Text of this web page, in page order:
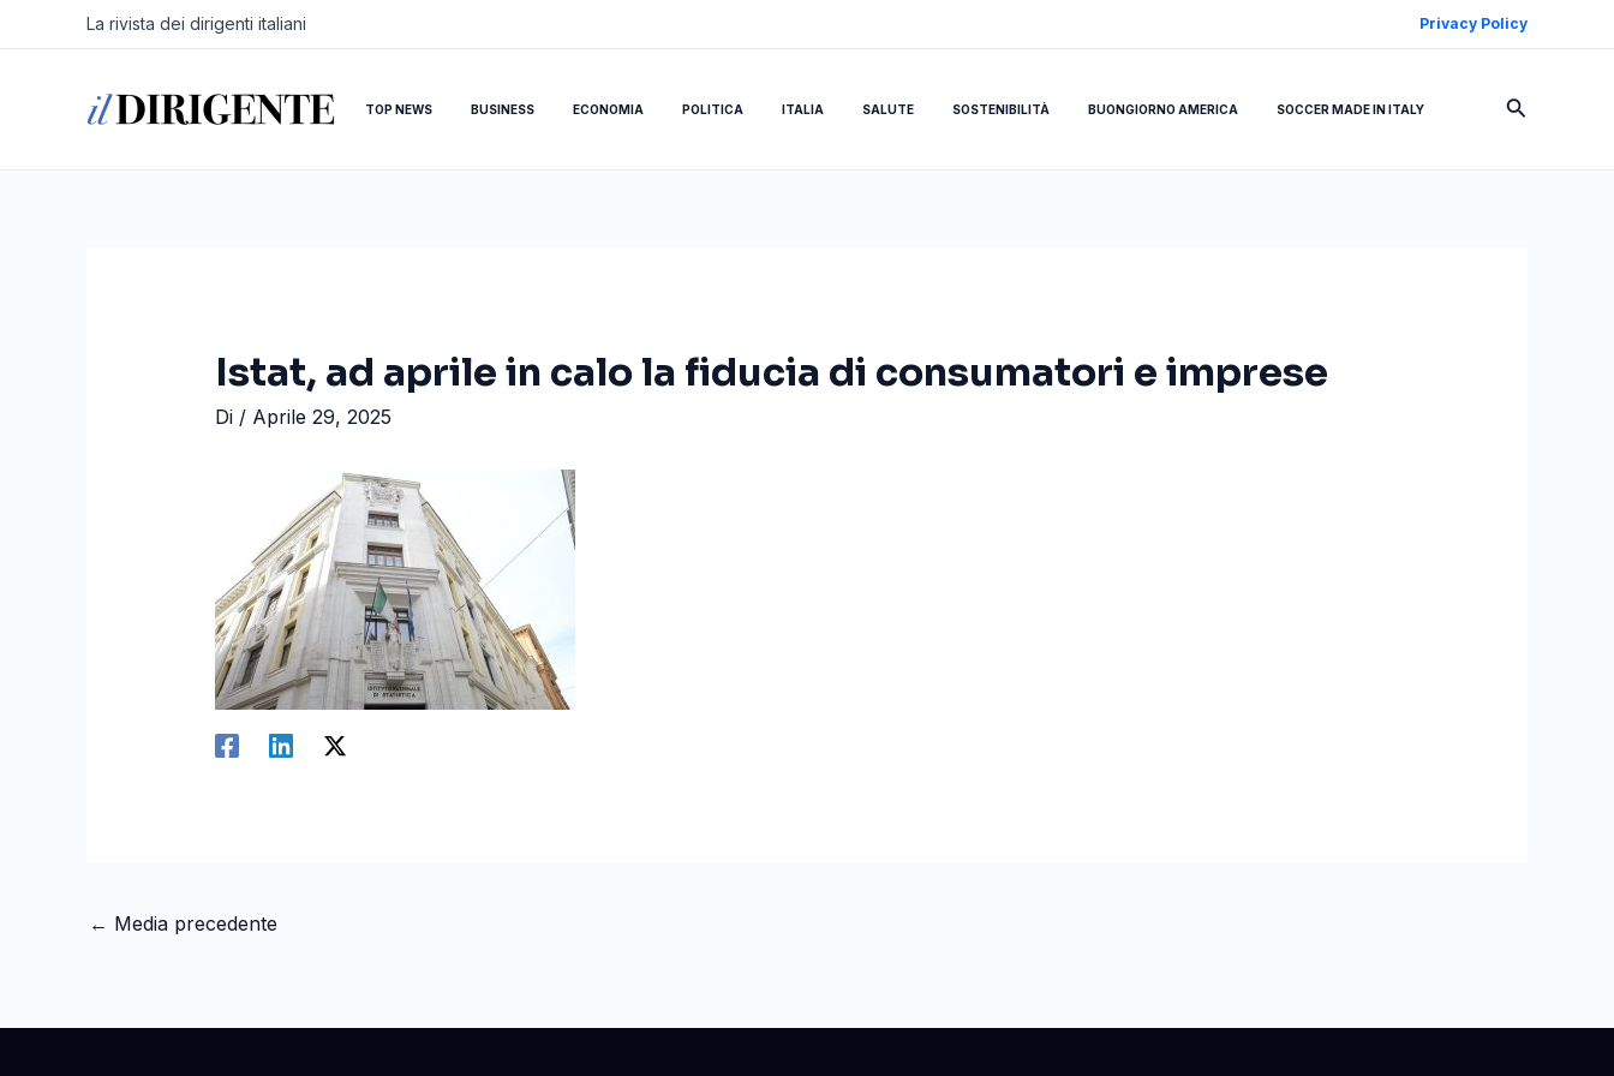
La rivista dei dirigenti italiani Privacy Policy
TOP NEWS BUSINESS ECONOMIA POLITICA ITALIA SALUTE SOSTENIBILITÀ BUONGIORNO AMERICA SOCCER MADE IN ITALY Cerca
Istat, ad aprile in calo la fiducia di consumatori e imprese
Di / Aprile 29, 2025
Navigazione
← Media precedente